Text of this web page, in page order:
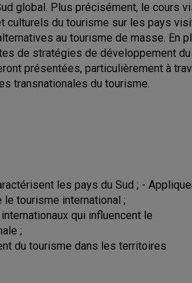
global. Plus précisément, le cours
culturels du tourisme sur les pays
au tourisme de masse. En
de stratégies de développement du
présentées, particulièrement à
transnationales du tourisme.
les pays du Sud ; -
tourisme international ;
qui influencent le
;
du tourisme dans les territoires